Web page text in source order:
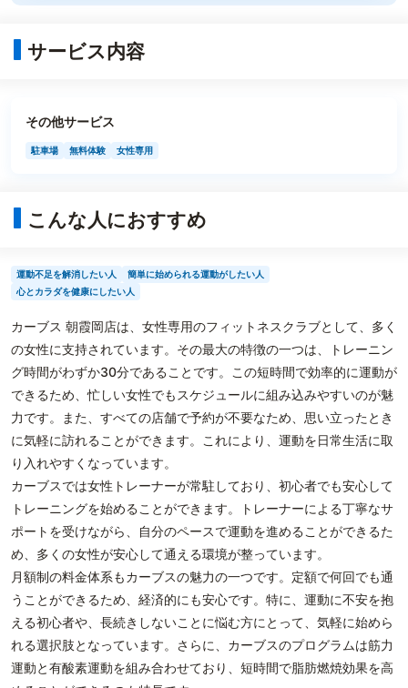
サービス内容
その他サービス
駐車場 無料体験 女性専用
こんな人におすすめ
運動不足を解消したい人
簡単に始められる運動がしたい人
心とカラダを健康にしたい人
カーブス 朝霞岡店は、女性専用のフィットネスクラブとして、多く
の女性に支持されています。その最大の特徴の一つは、トレーニン
グ時間がわずか30分であることです。この短時間で効率的に運動が
できるため、忙しい女性でもスケジュールに組み込みやすいのが魅
力です。また、すべての店舗で予約が不要なため、思い立ったとき
に気軽に訪れることができます。これにより、運動を日常生活に取
り入れやすくなっています。
カーブスでは女性トレーナーが常駐しており、初心者でも安心して
トレーニングを始めることができます。トレーナーによる丁寧なサ
ポートを受けながら、自分のペースで運動を進めることができるた
め、多くの女性が安心して通える環境が整っています。
月額制の料金体系もカーブスの魅力の一つです。定額で何回でも通
うことができるため、経済的にも安心です。特に、運動に不安を抱
える初心者や、長続きしないことに悩む方にとって、気軽に始めら
れる選択肢となっています。さらに、カーブスのプログラムは筋力
運動と有酸素運動を組み合わせており、短時間で脂肪燃焼効果を高